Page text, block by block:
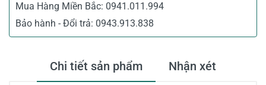
Mua Hàng Miền Bắc: 0941.011.994
Bảo hành - Đổi trả: 0943.913.838
Chi tiết sản phẩm Nhận xét